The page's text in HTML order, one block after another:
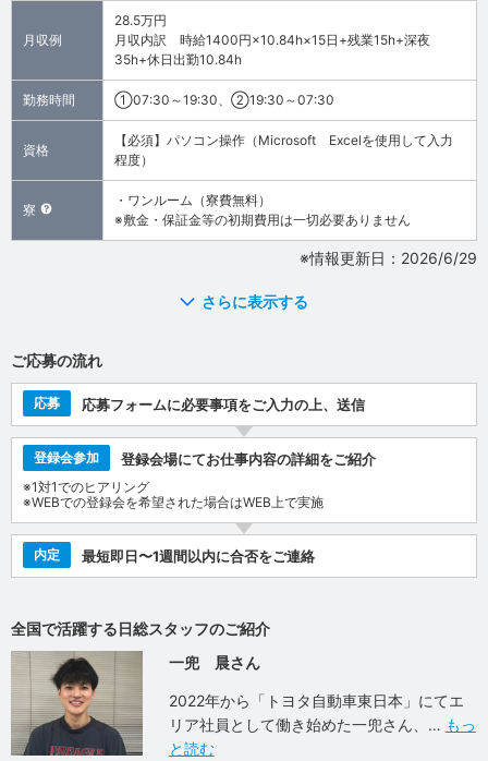
月収例
28.5万円
月収内訳 時給1400円×10.84h×15日+残業15h+深夜
35h+休日出勤10.84h
勤務時間 ①07:30～19:30、②19:30～07:30
資格
【必須】パソコン操作（Microsoft Excelを使用して入力
程度）
寮
・ワンルーム（寮費無料）
※敷金・保証金等の初期費用は一切必要ありません
※情報更新日：2026/6/29
さらに表示する
ご応募の流れ
応募 応募フォームに必要事項をご入力の上、送信
登録会参加 登録会場にてお仕事内容の詳細をご紹介
※1対1でのヒアリング
※WEBでの登録会を希望された場合はWEB上で実施
内定 最短即日〜1週間以内に合否をご連絡
全国で活躍する日総スタッフのご紹介
一兜 晨さん
2022年から「トヨタ自動車東日本」にてエ
リア社員として働き始めた一兜さん、
もっ
と読む